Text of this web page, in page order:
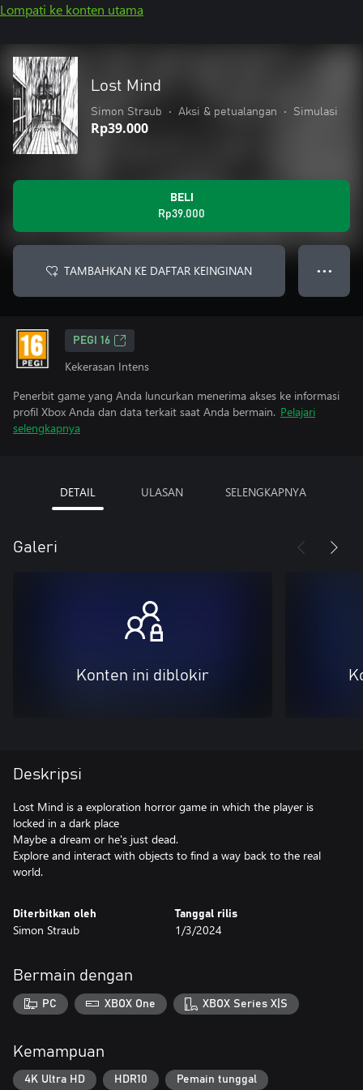
Lompati ke konten utama
Lost Mind
Simon Straub • Aksi & petualangan • Simulasi
Rp39.000
BELI
Rp39.000
TAMBAHKAN KE DAFTAR KEINGINAN ● ● ●
PEGI 16
Kekerasan Intens
Penerbit game yang Anda luncurkan menerima akses ke informasi
profil Xbox Anda dan data terkait saat Anda bermain. Pelajari
selengkapnya
DETAIL ULASAN SELENGKAPNYA
Galeri
Konten ini diblokir
Deskripsi
Lost Mind is a exploration horror game in which the player is
locked in a dark place
Maybe a dream or he's just dead.
Explore and interact with objects to find a way back to the real
world.
Diterbitkan oleh
Simon Straub
Tanggal rilis
1/3/2024
Bermain dengan
PC XBOX One XBOX Series X|S
Kemampuan
4K Ultra HD HDR10 Pemain tunggal